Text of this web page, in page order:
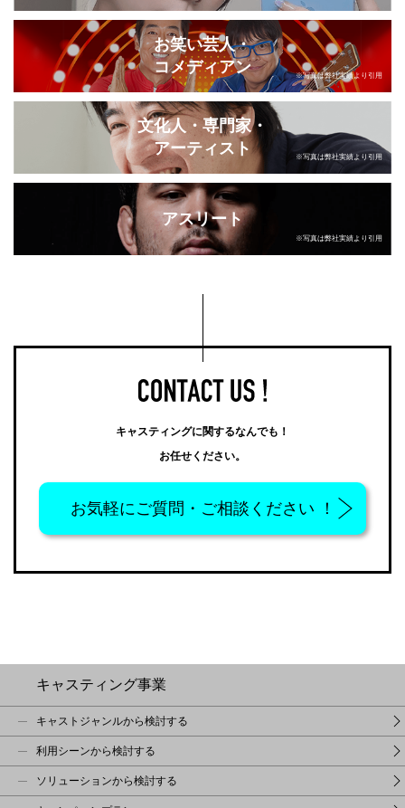
お笑い芸人・
コメディアン
※写真は弊社実績より引用
文化人・専門家・
アーティスト
※写真は弊社実績より引用
アスリート
※写真は弊社実績より引用
キャスティングに関するなんでも！
お任せください。
お気軽にご質問・ご相談ください ！
キャスティング事業
キャストジャンルから検討する
利用シーンから検討する
ソリューションから検討する